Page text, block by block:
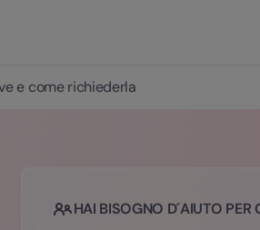
e come richiederla
HAI BISOGNO D´AIUTO PER